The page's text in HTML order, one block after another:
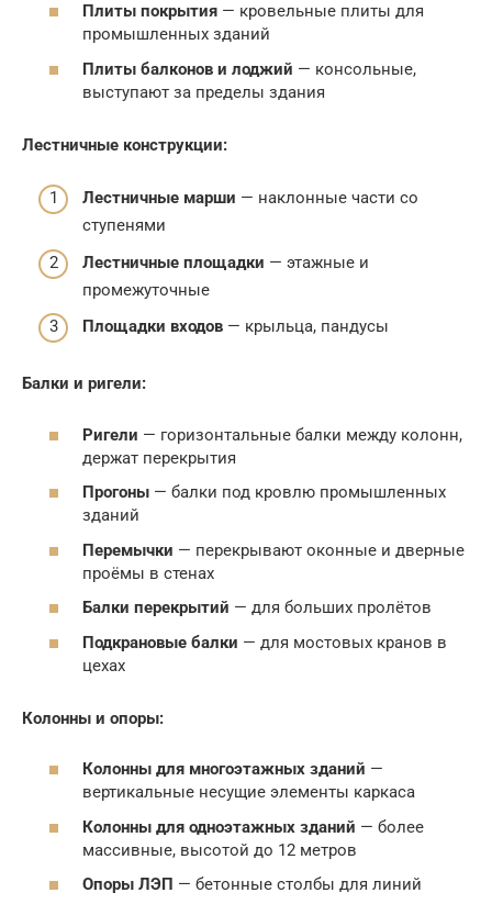
Плиты покрытия — кровельные плиты для
промышленных зданий
Плиты балконов и лоджий — консольные,
выступают за пределы здания
Лестничные конструкции:
Лестничные марши — наклонные части со
ступенями
Лестничные площадки — этажные и
промежуточные
Площадки входов — крыльца, пандусы
Балки и ригели:
Ригели — горизонтальные балки между колонн,
держат перекрытия
Прогоны — балки под кровлю промышленных
зданий
Перемычки — перекрывают оконные и дверные
проёмы в стенах
Балки перекрытий — для больших пролётов
Подкрановые балки — для мостовых кранов в
цехах
Колонны и опоры:
Колонны для многоэтажных зданий —
вертикальные несущие элементы каркаса
Колонны для одноэтажных зданий — более
массивные, высотой до 12 метров
Опоры ЛЭП — бетонные столбы для линий